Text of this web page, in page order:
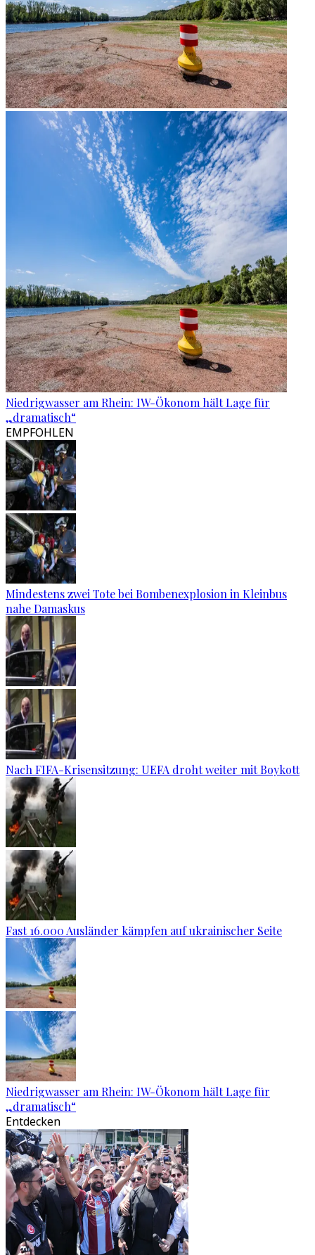
Niedrigwasser am Rhein: IW-Ökonom hält Lage für
„dramatisch“
EMPFOHLEN
Mindestens zwei Tote bei Bombenexplosion in Kleinbus
nahe Damaskus
Nach FIFA-Krisensitzung: UEFA droht weiter mit Boykott
Fast 16.000 Ausländer kämpfen auf ukrainischer Seite
Niedrigwasser am Rhein: IW-Ökonom hält Lage für
„dramatisch“
Entdecken